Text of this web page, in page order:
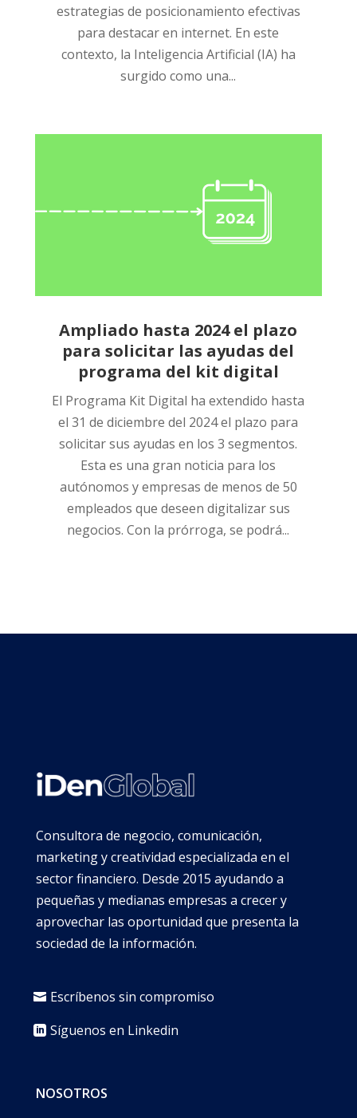
estrategias de posicionamiento efectivas
para destacar en internet. En este
contexto, la Inteligencia Artificial (IA) ha
surgido como una...
Ampliado hasta 2024 el plazo
para solicitar las ayudas del
programa del kit digital
El Programa Kit Digital ha extendido hasta
el 31 de diciembre del 2024 el plazo para
solicitar sus ayudas en los 3 segmentos.
Esta es una gran noticia para los
autónomos y empresas de menos de 50
empleados que deseen digitalizar sus
negocios. Con la prórroga, se podrá...
Consultora de negocio, comunicación,
marketing y creatividad especializada en el
sector financiero. Desde 2015 ayudando a
pequeñas y medianas empresas a crecer y
aprovechar las oportunidad que presenta la
sociedad de la información.
Escríbenos sin compromiso
Síguenos en Linkedin
NOSOTROS